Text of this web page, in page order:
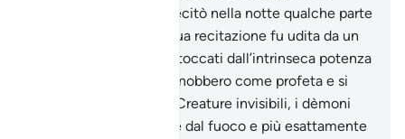
benedizioni su di lui) recitò nella notte qualche parte
del Santo Corano. La sua recitazione fu udita da un
gruppo di dèmoni che toccati dall’intrinseca potenza
di quelle parole, lo riconobbero come profeta e si
convertirono all’IsIàm. Creature invisibili, i dèmoni
vennero creati a partire dal fuoco e più esattamente